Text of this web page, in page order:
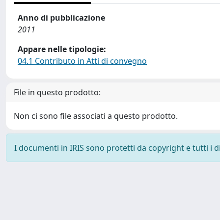
Anno di pubblicazione
2011
Appare nelle tipologie:
04.1 Contributo in Atti di convegno
File in questo prodotto:
Non ci sono file associati a questo prodotto.
I documenti in IRIS sono protetti da copyright e tutti i